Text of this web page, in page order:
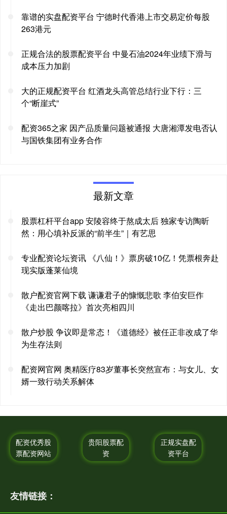
靠谱的实盘配资平台 宁德时代香港上市交易定价每股
263港元
正规合法的股票配资平台 中曼石油2024年业绩下滑与
成本压力加剧
大的正规配资平台 红酒龙头高管总结行业下行：三
个“断崖式”
配资365之家 因产品质量问题被通报 大唐湘潭发电否认
与国铁集团有业务合作
最新文章
股票杠杆平台app 安陵容终于熬成太后 独家专访陶昕
然：用心填补反派的“前半生”｜有艺思
专业配资论坛资讯 《八仙！》票房破10亿！凭票根奔赴
现实版蓬莱仙境
散户配资官网下载 谦谦君子的慷慨悲歌 李伯安巨作
《走出巴颜喀拉》首次亮相四川
散户炒股 争议即是常态！《道德经》被任正非改成了华
为生存法则
配资网官网 奥精医疗83岁董事长突然宣布：与女儿、女
婿一致行动关系解体
配资优秀股
票配资网站
贵阳股票配
资
正规实盘配
资平台
友情链接：